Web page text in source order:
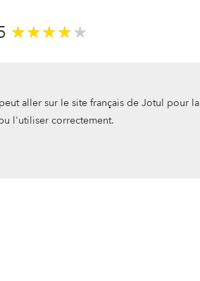
★★★★★
★★★★★
aller sur le site français de Jotul pour la
l'utiliser correctement.